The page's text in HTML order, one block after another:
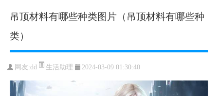
吊顶材料有哪些种类图片（吊顶材料有哪些种
类）
网友:dd 生活助理 2024-03-09 01:30:40